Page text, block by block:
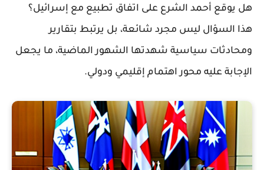
هل يوقع أحمد الشرع على اتفاق تطبيع مع إسرائيل؟
هذا السؤال ليس مجرد شائعة، بل يرتبط بتقارير
ومحادثات سياسية شهدتها الشهور الماضية، ما يجعل
الإجابة عليه محور اهتمام إقليمي ودولي.